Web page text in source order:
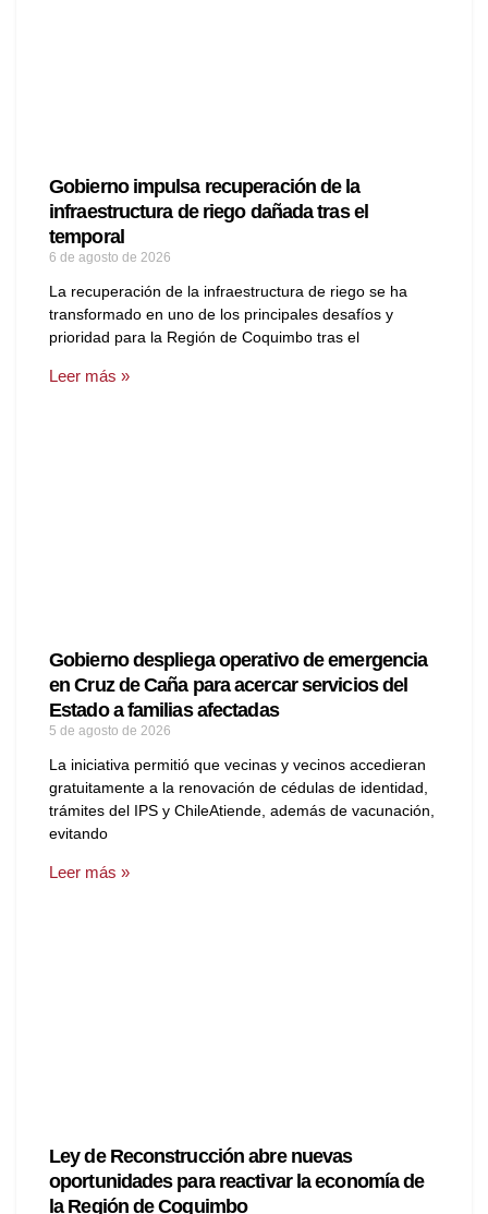
Gobierno impulsa recuperación de la
infraestructura de riego dañada tras el
temporal
6 de agosto de 2026
La recuperación de la infraestructura de riego se ha
transformado en uno de los principales desafíos y
prioridad para la Región de Coquimbo tras el
Leer más »
Gobierno despliega operativo de emergencia
en Cruz de Caña para acercar servicios del
Estado a familias afectadas
5 de agosto de 2026
La iniciativa permitió que vecinas y vecinos accedieran
gratuitamente a la renovación de cédulas de identidad,
trámites del IPS y ChileAtiende, además de vacunación,
evitando
Leer más »
Ley de Reconstrucción abre nuevas
oportunidades para reactivar la economía de
la Región de Coquimbo